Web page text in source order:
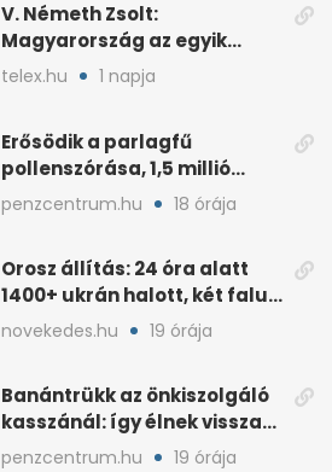
V. Németh Zsolt:
Magyarország az egyik
legszegényebb ország
telex.hu 1 napja
Erősödik a parlagfű
pollenszórása, 1,5 millió
magyart érinthet
penzcentrum.hu 18 órája
Orosz állítás: 24 óra alatt
1400+ ukrán halott, két falu
elfoglalva
novekedes.hu 19 órája
Banántrükk az önkiszolgáló
kasszánál: így élnek vissza
egyes vevők
penzcentrum.hu 19 órája